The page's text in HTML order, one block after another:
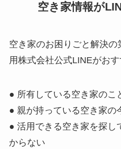
空き家情報が
空き家のお困りごと解決
用株式会社公式LINEがおす
● 所有している空き家のこ
● 親が持っている空き家の
● 活用できる空き家を探し
からない